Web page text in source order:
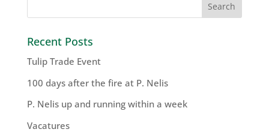
Recent Posts
Tulip Trade Event
100 days after the fire at P. Nelis
P. Nelis up and running within a week
Vacatures